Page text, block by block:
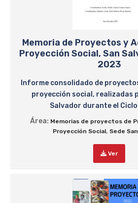
Memoria de Proyectos y
Proyección Social, San
2023
Informe consolidado de
proyección social, realizadas
Salvador durante el
Área: Memorias de proyectos de
Proyección Social, Sede
Ver